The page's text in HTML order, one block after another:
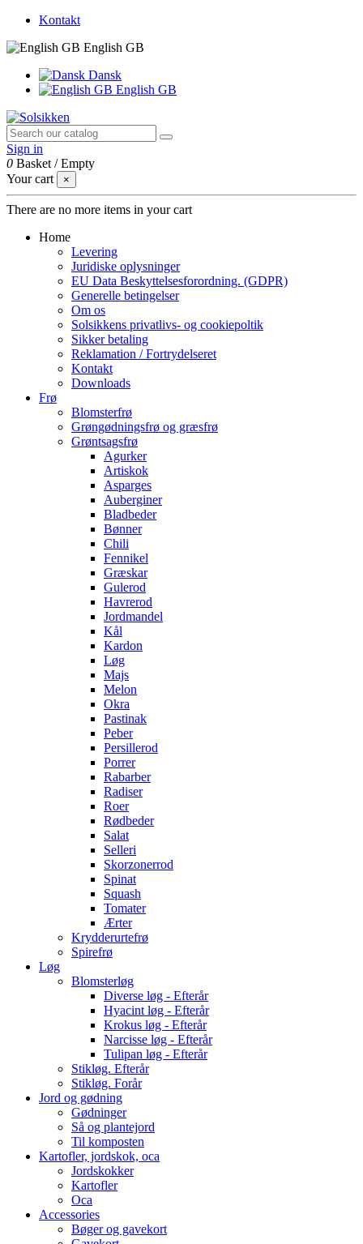
Kontakt
English GB
Dansk
English GB
Sign in
0 Basket /Empty
Your cart
×
There are no more items in your cart
Home
Levering
Juridiske oplysninger
EU Data Beskyttelsesforordning. (GDPR)
Generelle betingelser
Om os
Solsikkens privatlivs- og cookiepoltik
Sikker betaling
Reklamation / Fortrydelseret
Kontakt
Downloads
Frø
Blomsterfrø
Grøngødningsfrø og græsfrø
Grøntsagsfrø
Agurker
Artiskok
Asparges
Auberginer
Bladbeder
Bønner
Chili
Fennikel
Græskar
Gulerod
Havrerod
Jordmandel
Kål
Kardon
Løg
Majs
Melon
Okra
Pastinak
Peber
Persillerod
Porrer
Rabarber
Radiser
Roer
Rødbeder
Salat
Selleri
Skorzonerrod
Spinat
Squash
Tomater
Ærter
Krydderurtefrø
Spirefrø
Løg
Blomsterløg
Diverse løg - Efterår
Hyacint løg - Efterår
Krokus løg - Efterår
Narcisse løg - Efterår
Tulipan løg - Efterår
Stikløg. Efterår
Stikløg. Forår
Jord og gødning
Gødninger
Så og plantejord
Til komposten
Kartofler, jordskok, oca
Jordskokker
Kartofler
Oca
Accessories
Bøger og gavekort